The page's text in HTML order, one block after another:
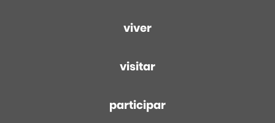
viver
visitar
participar